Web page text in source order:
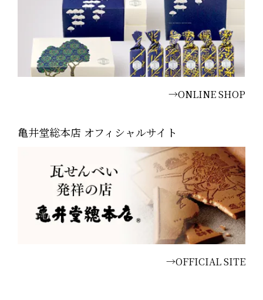
→ONLINE SHOP
亀井堂総本店 オフィシャルサイト
→OFFICIAL SITE